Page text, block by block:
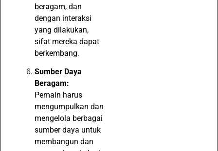
beragam, dan
dengan interaksi
yang dilakukan,
sifat mereka dapat
berkembang.
Sumber Daya
Beragam:
Pemain harus
mengumpulkan dan
mengelola berbagai
sumber daya untuk
membangun dan